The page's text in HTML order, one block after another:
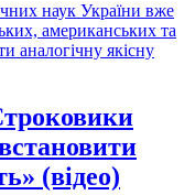
наук України вже
американських та
аналогічну якісну
(відео)